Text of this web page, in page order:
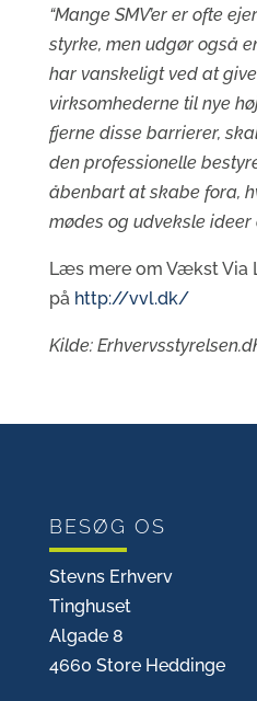
“Mange SMV’er er ofte
styrke, men udgør også
har vanskeligt ved at
virksomhederne til nye
fjerne disse barrierer,
den professionelle
åbenbart at skabe fora,
mødes og udveksle ideer
Læs mere om Vækst Via
på http://vvl.dk/
Kilde:
BESØG OS
Stevns Erhverv
Tinghuset
Algade 8
4660 Store Heddinge